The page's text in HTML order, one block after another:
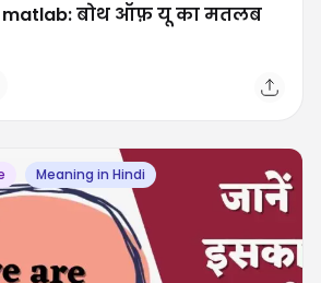
matlab: बोथ ऑफ़ यू का मतलब
Meaning in Hindi